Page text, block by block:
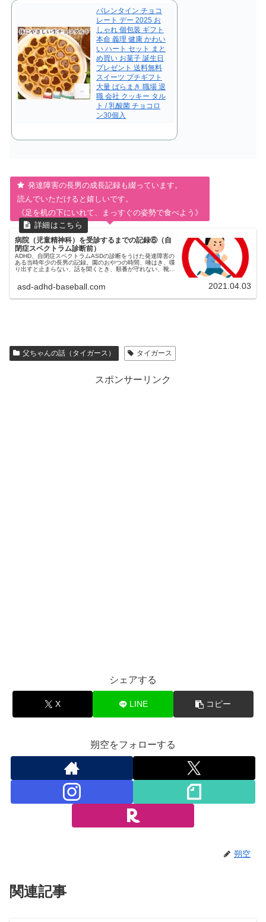
バレンタイン チョコ
レート デー 2025 お
しゃれ 個包装 ギフト
本命 義理 健康 かわい
い ハート セット まと
め買い お菓子 誕生日
プレゼント 送料無料
スイーツ プチギフト
大量 ばらまき 職場 退
職 会社 クッキー タル
ト / 乳酸菌 チョコロ
ン30個入
発達障害の長男の成長記録も綴っています。
読んでいただけると嬉しいです。
《足を机の下にいれて、まっすぐの姿勢で食べよう》
病院（児童精神科）を受診するまでの記録⑥（自
閉症スペクトラム診断前）
ADHD、自閉症スペクトラムASDの診断をうけた発達障害の
ある当時年少の長男の記録。園のおやつの時間、唾はき、喋
り出すと止まらない、話を聞くとき、順番が守れない、靴下
asd-adhd-baseball.com 2021.04.03
父ちゃんの話（タイガース） タイガース
スポンサーリンク
シェアする
X LINE コピー
朔空をフォローする
朔空
関連記事